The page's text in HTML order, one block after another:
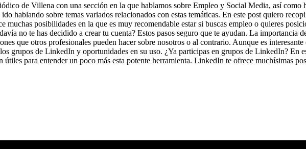
de Villena con una sección en la que hablamos sobre Empleo y Social Media, así como
hablando sobre temas variados relacionados con estas temáticas. En este post quiero
posibilidades en la que es muy recomendable estar si buscas empleo o quieres
no te has decidido a crear tu cuenta? Estos pasos seguro que te ayudan. La importancia
que otros profesionales pueden hacer sobre nosotros o al contrario. Aunque es
grupos de LinkedIn y oportunidades en su uso. ¿Ya participas en grupos de LinkedIn? En
para entender un poco más esta potente herramienta. LinkedIn te ofrece muchísimas